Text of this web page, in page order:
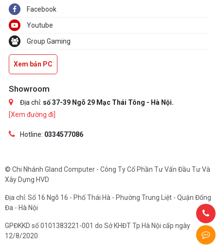
Facebook
Youtube
Group Gaming
Xem bản PC
Showroom
Địa chỉ: số 37-39 Ngõ 29 Mạc Thái Tông - Hà Nội.
[Xem đường đi]
Hotline: 0334577086
© Chi Nhánh Gland Computer - Công Ty Cổ Phần Tư Vấn Đầu Tư Và
Xây Dựng HVD
Địa chỉ: Số 16 Ngõ 16 - Phố Thái Hà - Phường Trung Liệt - Quận Đống
Đa - Hà Nội
GPĐKKD số 0101383221-001 do Sở KHĐT Tp.Hà Nội cấp ngày
12/8/2020